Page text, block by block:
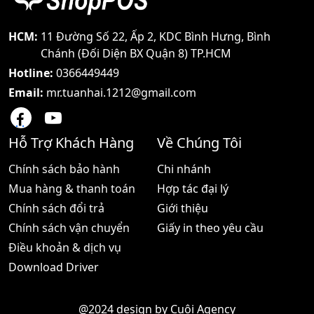
cung cấp lắp đặt và thay
dòng máy Zebra hiện nay
tại thị trường Việt Nam -
Cam kết
Zebra hiện nay tại thị
trường Việt Nam - Cam
kết giá siêu
HCM: 11 Đường Số 22, Ấp 2, KDC Bình Hưng, Bình
Chánh (Đối Diện BX Quận 8) TP.HCM
Hotline: 0366449449
Email: mr.tuanhai.1212@gmail.com
Hỗ Trợ Khách Hàng
Chính sách bảo hành
Mua hàng & thanh toán
Chính sách đổi trả
Chính sách vận chuyển
Điều khoản & dịch vụ
Download Driver
Về Chúng Tôi
Chi nhánh
Hợp tác đại lý
Giới thiệu
Giấy in theo yêu cầu
@2024 design by Cuội Agency